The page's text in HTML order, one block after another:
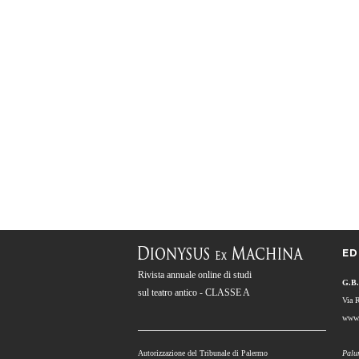
Rivista annuale online di studi
sul teatro antico - CLASSE A
Autorizzazione del Tribunale di Palermo
Via